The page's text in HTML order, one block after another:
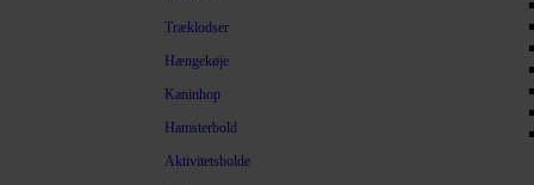
Træklodser
Hængekøje
Kaninhop
Hamsterbold
Aktivitetsbolde